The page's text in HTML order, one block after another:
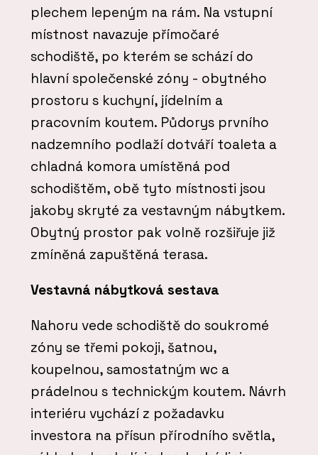
plechem lepeným na rám. Na vstupní
místnost navazuje přímočaré
schodiště, po kterém se schází do
hlavní společenské zóny - obytného
prostoru s kuchyní, jídelním a
pracovním koutem. Půdorys prvního
nadzemního podlaží dotváří toaleta a
chladná komora umístěná pod
schodištěm, obě tyto místnosti jsou
jakoby skryté za vestavným nábytkem.
Obytný prostor pak volně rozšiřuje již
zmíněná zapuštěná terasa.
Vestavná nábytková sestava
Nahoru vede schodiště do soukromé
zóny se třemi pokoji, šatnou,
koupelnou, samostatným wc a
prádelnou s technickým koutem. Návrh
interiéru vychází z požadavku
investora na přísun přírodního světla,